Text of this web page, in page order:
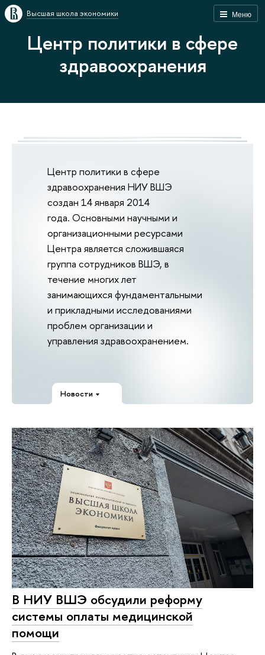
Меню
Высшая школа экономики
Центр политики в сфере
здравоохранения
Центр политики в сфере
здравоохранения НИУ ВШЭ
создан 14 января 2014
года. Основными научными и
организационными ресурсами
Центра является сложившаяся
группа сотрудников ВШЭ, в
течение многих лет
занимающихся фундаментальными
и прикладными исследованиями
проблем организации и
управления здравоохранением.
Новости
В НИУ ВШЭ обсудили реформу
системы оплаты медицинской
помощи